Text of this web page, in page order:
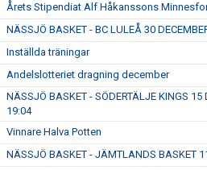
Årets Stipendiat Alf Håkanssons
NÄSSJÖ BASKET - BC LULEÅ 30
Inställda träningar
Andelslotteriet dragning december
NÄSSJÖ BASKET - SÖDERTÄLJE KINGS 15
19:04
Vinnare Halva Potten
NÄSSJÖ BASKET - JÄMTLANDS BASKET